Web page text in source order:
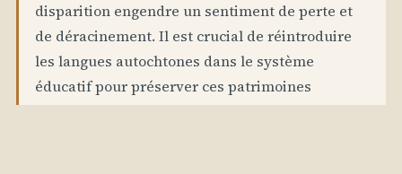
disparition engendre un sentiment de perte et
de déracinement. Il est crucial de réintroduire
les langues autochtones dans le système
éducatif pour préserver ces patrimoines
immatériels.